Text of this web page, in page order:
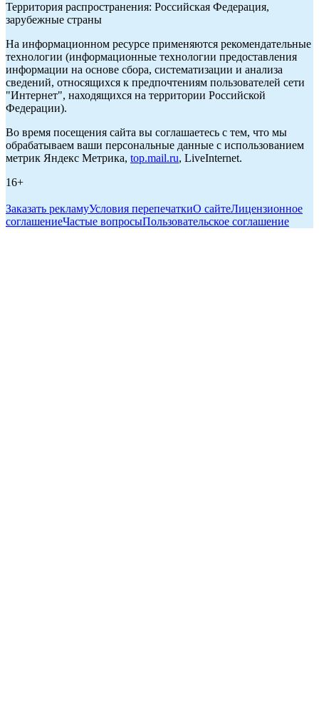
Территория распространения: Российская Федерация,
зарубежные страны
На информационном ресурсе применяются рекомендательные
технологии (информационные технологии предоставления
информации на основе сбора, систематизации и анализа
сведений, относящихся к предпочтениям пользователей сети
"Интернет", находящихся на территории Российской
Федерации).
Во время посещения сайта вы соглашаетесь с тем, что мы
обрабатываем ваши персональные данные с использованием
метрик Яндекс Метрика, top.mail.ru, LiveInternet.
16+
Заказать рекламуУсловия перепечаткиО сайтеЛицензионное
соглашениеЧастые вопросыПользовательское соглашение